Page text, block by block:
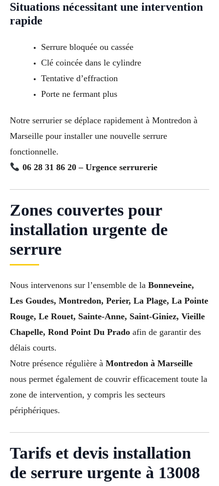
Situations nécessitant une intervention
rapide
Serrure bloquée ou cassée
Clé coincée dans le cylindre
Tentative d’effraction
Porte ne fermant plus
Notre serrurier se déplace rapidement à Montredon à
Marseille pour installer une nouvelle serrure
fonctionnelle.
06 28 31 86 20 – Urgence serrurerie
Zones couvertes pour
installation urgente de
serrure
Nous intervenons sur l’ensemble de la Bonneveine,
Les Goudes, Montredon, Perier, La Plage, La Pointe
Rouge, Le Rouet, Sainte-Anne, Saint-Giniez, Vieille
Chapelle, Rond Point Du Prado afin de garantir des
délais courts.
Notre présence régulière à Montredon à Marseille
nous permet également de couvrir efficacement toute la
zone de intervention, y compris les secteurs
périphériques.
Tarifs et devis installation
de serrure urgente à 13008